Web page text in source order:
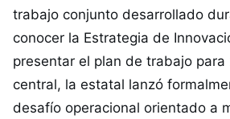
trabajo conjunto desarrollado
conocer la Estrategia de
presentar el plan de trabajo
central, la estatal lanzó
desafío operacional orientado a